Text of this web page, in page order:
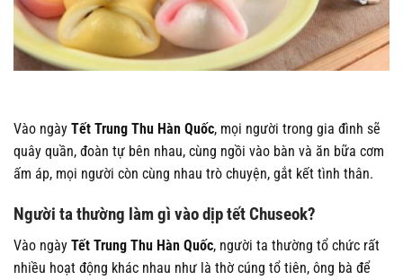
Vào ngày Tết Trung Thu Hàn Quốc, mọi người trong gia đình sẽ
quây quần, đoàn tự bên nhau, cùng ngồi vào bàn và ăn bữa cơm
ấm áp, mọi người còn cùng nhau trò chuyện, gắt kết tình thân.
Người ta thường làm gì vào dịp tết Chuseok?
Vào ngày Tết Trung Thu Hàn Quốc, người ta thường tổ chức rất
nhiều hoạt động khác nhau như là thờ cúng tổ tiên, ông bà để